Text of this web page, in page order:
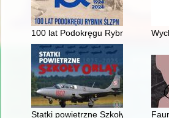
100 lat Podokręgu Rybnik ŚlZPN
Statki powietrzne Szkoły Orląt